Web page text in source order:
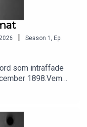
| Season 1
Ep.
som inträffade
1898.Vem
mördades och
säger sitt